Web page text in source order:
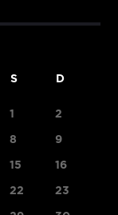
S D
1 2
8 9
15 16
22 23